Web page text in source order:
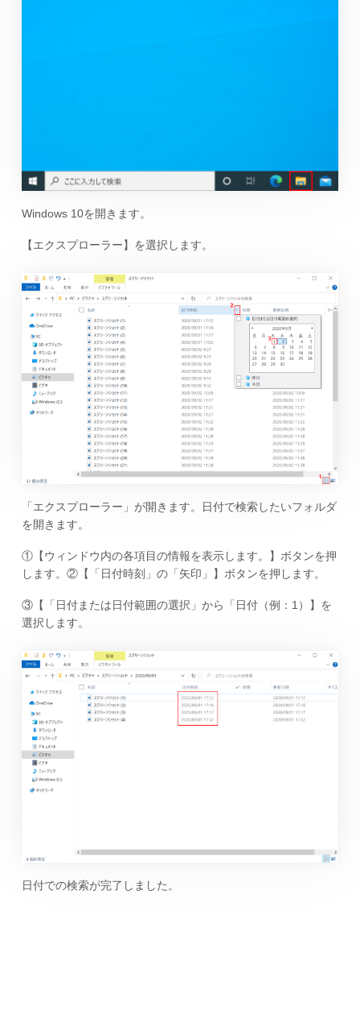
Windows 10を開きます。
【エクスプローラー】を選択します。
「エクスプローラー」が開きます。日付で検索したいフォルダ
を開きます。
①【ウィンドウ内の各項目の情報を表示します。】ボタンを押
します。②【「日付時刻」の「矢印」】ボタンを押します。
③【「日付または日付範囲の選択」から「日付（例：1）】を
選択します。
日付での検索が完了しました。